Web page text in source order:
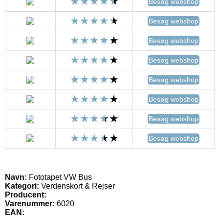
Besøg webshop
Besøg webshop
Besøg webshop
Besøg webshop
Besøg webshop
Besøg webshop
Besøg webshop
Navn: Fototapet VW Bus
Kategori: Verdenskort & Rejser
Producent:
Varenummer: 6020
EAN: